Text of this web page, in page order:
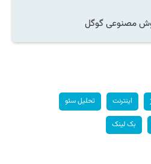
مصنوعی گوگل
اینترنت تحلیل سئو
بک لینک